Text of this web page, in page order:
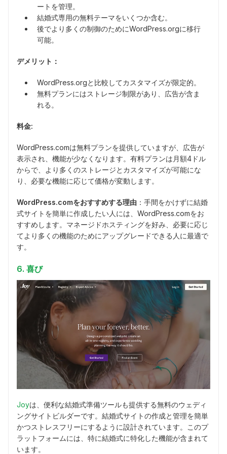
ートを管理。
結婚式専用の無料テーマをいくつか含む。
後でより多くの制御のためにWordPress.orgに移行
可能。
デメリット：
WordPress.orgと比較してカスタマイズが限定的。
無料プランにはストレージ制限があり、広告が含ま
れる。
料金:
WordPress.comは無料プランを提供していますが、広告が
表示され、機能が少なくなります。有料プランは月額4ドル
からで、より多くのストレージとカスタマイズが可能にな
り、必要な機能に応じて価格が変動します。
WordPress.comをおすすめする理由 ：手間をかけずに結婚
式サイトを簡単に作成したい人には、WordPress.comをお
すすめします。マネージドホスティングを好み、必要に応じ
てより多くの機能のためにアップグレードできる人に最適で
す。
6. 喜び
Joyは、便利な結婚式準備ツールも提供する無料のウェディ
ングサイトビルダーです。結婚式サイトの作成と管理を簡単
かつストレスフリーにするように設計されています。このプ
ラットフォームには、特に結婚式に特化した機能が含まれて
います。